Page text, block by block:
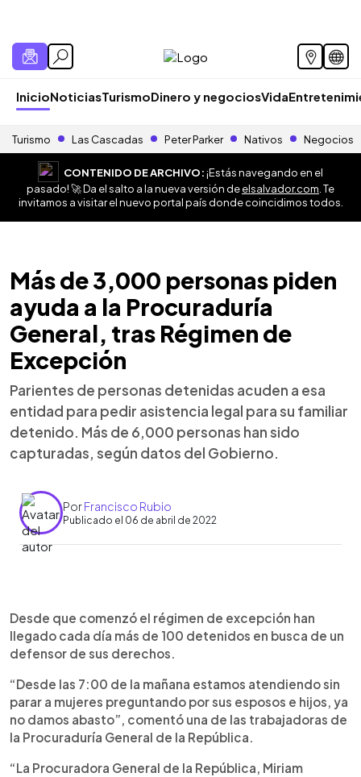
InicioNoticiasTurismoDinero y negociosVida
Turismo Las Cascadas Peter Parker Nativos Negocios
CONTENIDO DE ARCHIVO:¡Estás navegando en el
pasado! 🚀 Da el salto a la nueva versión deelsalvador.com . Te
invitamos a visitar el nuevo portal país donde coincidimos todos.
Más de 3,000 personas piden
ayuda a la Procuraduría
General, tras Régimen de
Excepción
Parientes de personas detenidas acuden a esa
entidad para pedir asistencia legal para su familiar
detenido. Más de 6,000 personas han sido
capturadas, según datos del Gobierno.
PorFrancisco Rubio
Publicado el 06 de abril de 2022
Escuchar artículo
Desde que comenzó el régimen de excepción han
llegado cada día más de 100 detenidos en busca de un
defensor de sus derechos.
“Desde las 7:00 de la mañana estamos atendiendo sin
parar a mujeres preguntando por sus esposos e hijos, ya
no damos abasto”, comentó una de las trabajadoras de
la Procuraduría General de la República.
“La Procuradora General de la República, Miriam